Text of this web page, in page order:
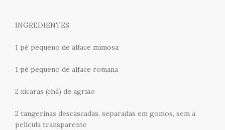
INGREDIENTES
1 pé pequeno de alface mimosa
1 pé pequeno de alface romana
2 xícaras (chá) de agrião
2 tangerinas descascadas, separadas em gomos, sem a
película transparente